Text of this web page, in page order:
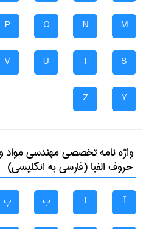
M
N
O
P
S
T
U
V
Y
Z
واژه نامه تخصصیمهندسی مواد
حروف الفبا (فارسی به انگلیسی)
آ ا ب پ